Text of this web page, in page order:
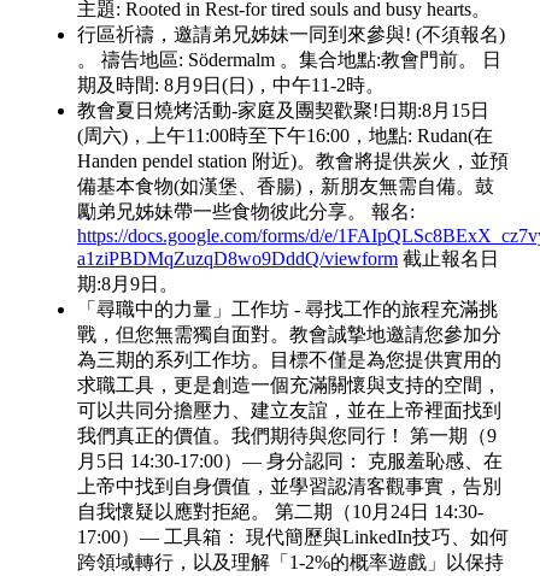
主題: Rooted in Rest-for tired souls and busy hearts。
行區祈禱，邀請弟兄姊妹一同到來參與! (不須報名)
。 禱告地區: Södermalm 。集合地點:教會門前。 日
期及時間: 8月9日(日)，中午11-2時。
教會夏日燒烤活動-家庭及團契歡聚!日期:8月15日
(周六)，上午11:00時至下午16:00，地點: Rudan(在
Handen pendel station 附近)。教會將提供炭火，並預
備基本食物(如漢堡、香腸)，新朋友無需自備。鼓
勵弟兄姊妹帶一些食物彼此分享。 報名:
https://docs.google.com/forms/d/e/
a1ziPBDMqZuzqD8wo9DddQ/viewform 截止報名日
期:8月9日。
「尋職中的力量」工作坊 - 尋找工作的旅程充滿挑
戰，但您無需獨自面對。教會誠摯地邀請您參加分
為三期的系列工作坊。目標不僅是為您提供實用的
求職工具，更是創造一個充滿關懷與支持的空間，
可以共同分擔壓力、建立友誼，並在上帝裡面找到
我們真正的價值。我們期待與您同行！ 第一期（9
月5日 14:30-17:00）— 身分認同： 克服羞恥感、在
上帝中找到自身價值，並學習認清客觀事實，告別
自我懷疑以應對拒絕。 第二期（10月24日 14:30-
17:00）— 工具箱： 現代簡歷與LinkedIn技巧、如何
跨領域轉行，以及理解「1-2%的概率遊戲」以保持